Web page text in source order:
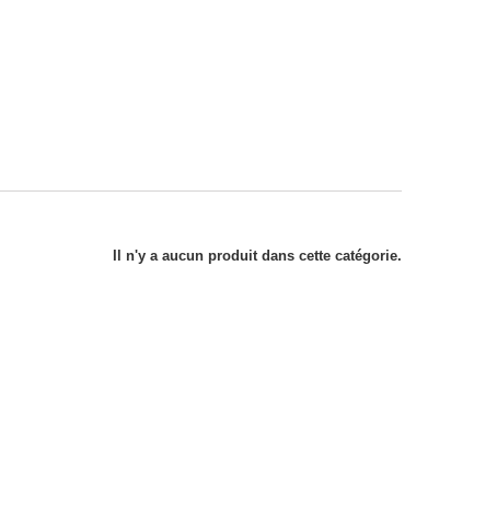
Il n'y a aucun produit dans cette catégorie.